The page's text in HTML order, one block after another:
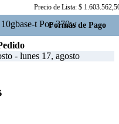
Precio de Lista: $
Formas de Pago
t Poe 370w
- lunes 17, agosto